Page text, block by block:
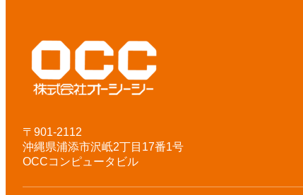
〒901-2112
沖縄県浦添市沢岻2丁目17番1号
OCCコンピュータビル